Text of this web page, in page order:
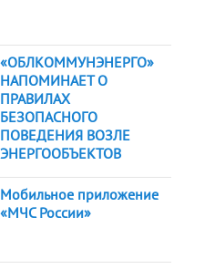
«ОБЛКОММУНЭНЕРГО»
НАПОМИНАЕТ О
ПРАВИЛАХ
БЕЗОПАСНОГО
ПОВЕДЕНИЯ ВОЗЛЕ
ЭНЕРГООБЪЕКТОВ
Мобильное приложение
«МЧС России»